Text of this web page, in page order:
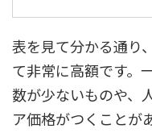
表を見て分かる通り
て非常に高額です。
数が少ないものや、
ア価格がつくことが